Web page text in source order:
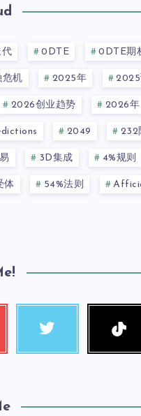
0DTE 0DTE期
机 2025年 2025
2026创业趋势 2026年
2049 232
3D集成 4%规则
体 54%法则